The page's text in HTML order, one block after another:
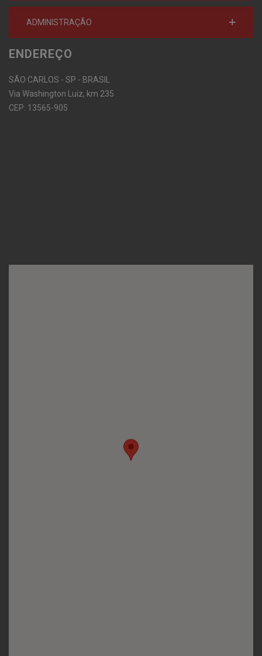
ADMINISTRAÇÃO
ENDEREÇO
SÃO CARLOS - SP - BRASIL
Via Washington Luiz, km 235
CEP: 13565-905